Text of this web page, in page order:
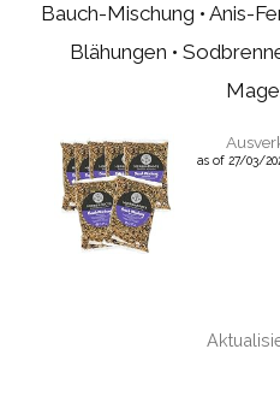
Bauch-Mischung • Anis-
Blähungen •
as of 27/03/